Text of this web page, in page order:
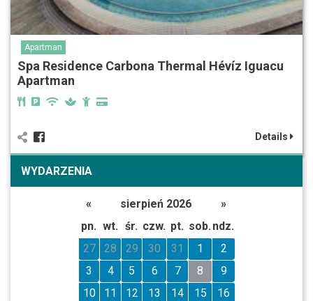
Apartman
Spa Residence Carbona Thermal Hévíz Iguacu
Apartman
Details
WYDARZENIA
« sierpień 2026
»
pn. wt. śr. czw. pt. sob. ndz.
27
28 29 30 31 1
2
3
4 5 6 7 8
9
10
11 12 13 14 15
16